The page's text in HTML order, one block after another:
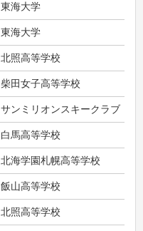
東海大学
東海大学
北照高等学校
柴田女子高等学校
サンミリオンスキークラブ
白馬高等学校
北海学園札幌高等学校
飯山高等学校
北照高等学校